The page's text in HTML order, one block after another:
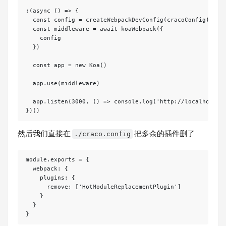
;(async () => {
  const config = createWebpackDevConfig(cracoConfig)
  const middleware = await koaWebpack({
    config
  })
  const app = new Koa()
  app.use(middleware)
app.listen(3000, () => console.log('http://
})()
然后我们直接在 ./craco.config 把多余的插件删了
module.exports = {
  webpack: {
    plugins: {
      remove: ['HotModuleReplacementPlugin']
    }
  }
}